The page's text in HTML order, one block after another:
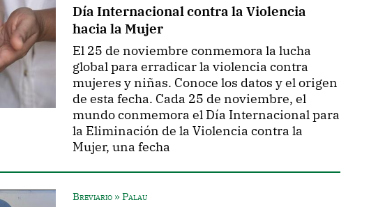
Día Internacional contra la Violencia
hacia la Mujer
El 25 de noviembre conmemora la lucha
global para erradicar la violencia contra
mujeres y niñas. Conoce los datos y el origen
de esta fecha. Cada 25 de noviembre, el
mundo conmemora el Día Internacional para
la Eliminación de la Violencia contra la
Mujer, una fecha
Breviario » Palau